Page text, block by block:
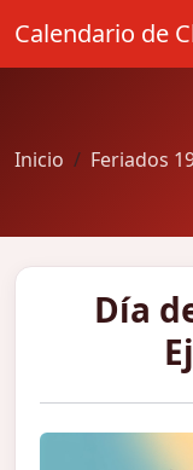
Calendario de
Inicio Feriados
Día